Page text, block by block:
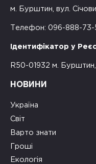
м. Бурштин, вул.
Телефон: 096-888-
Ідентифікатор у
R50-01932 м. Бурштин,
НОВИНИ
Україна
Світ
Варто знати
Гроші
Екологія